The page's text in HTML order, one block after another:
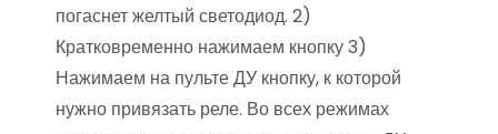
погаснет желтый светодиод. 2)
Кратковременно нажимаем кнопку 3)
Нажимаем на пульте ДУ кнопку, к которой
нужно привязать реле. Во всех режимах